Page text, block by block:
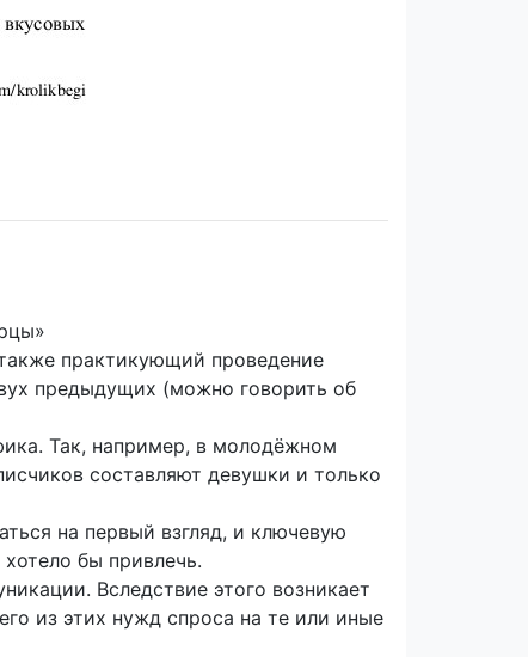
практикующий проведение
предыдущих (можно говорить об
Так, например, в молодёжном
составляют девушки и только
на первый взгляд, и ключевую
бы привлечь.
Вследствие этого возникает
из этих нужд спроса на те или иные